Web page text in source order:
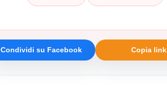
Condividi su Facebook Copia link